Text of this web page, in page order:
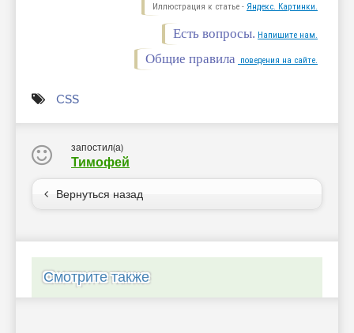
Иллюстрация к статье - Яндекс. Картинки.
Есть вопросы. Напишите нам.
Общие правила поведения на сайте.
CSS
запостил(а)
Тимофей
Вернуться назад
Смотрите также